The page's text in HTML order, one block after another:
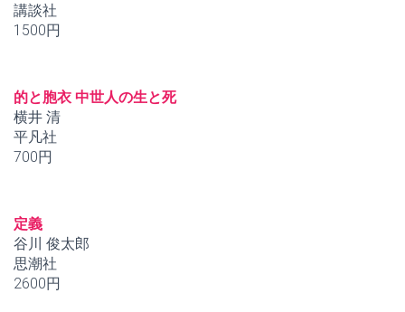
講談社
1500円
的と胞衣 中世人の生と死
横井 清
平凡社
700円
定義
谷川 俊太郎
思潮社
2600円